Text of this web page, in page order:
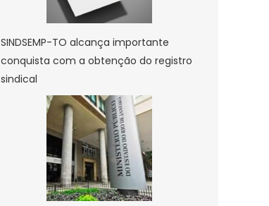
SINDSEMP-TO alcança importante
conquista com a obtenção do registro
sindical